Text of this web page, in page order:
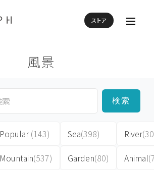
ストア
風景
検索
Popular(143)
Mountain(537)
Sea(398)
Garden(80)
River
Animal